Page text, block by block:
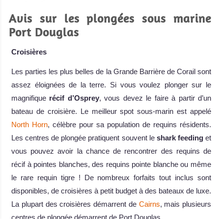
Avis sur les plongées sous marine
Port Douglas
Croisières
Les parties les plus belles de la Grande Barrière de Corail sont
assez éloignées de la terre. Si vous voulez plonger sur le
magnifique récif d’Osprey, vous devez le faire à partir d’un
bateau de croisière. Le meilleur spot sous-marin est appelé
North Horn, célèbre pour sa population de requins résidents.
Les centres de plongée pratiquent souvent le shark feedinget
vous pouvez avoir la chance de rencontrer des requins de
récif à pointes blanches, des requins pointe blanche ou même
le rare requin tigre ! De nombreux forfaits tout inclus sont
disponibles, de croisières à petit budget à des bateaux de luxe.
La plupart des croisières démarrent de Cairns, mais plusieurs